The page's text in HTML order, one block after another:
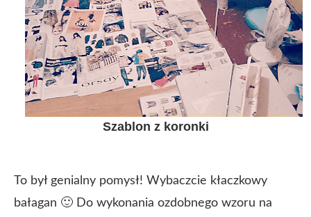
Szablon z koronki
To był genialny pomysł! Wybaczcie kłaczkowy
bałagan 🙂 Do wykonania ozdobnego wzoru na